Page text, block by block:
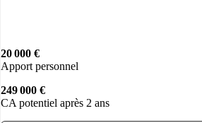
20 000 €
Apport personnel
249 000 €
CA potentiel après 2 ans